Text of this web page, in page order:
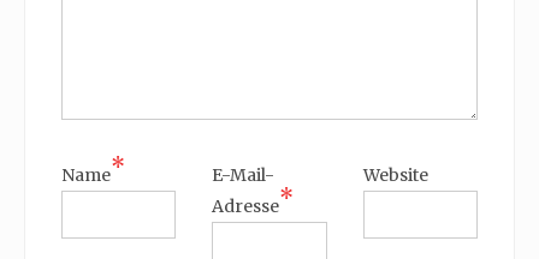
Name*
E-Mail-
Adresse*
Website